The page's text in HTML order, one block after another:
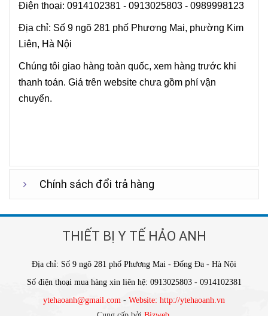
Điện thoại: 0914102381 - 0913025803 - 0989998123
Địa chỉ: Số 9 ngõ 281 phố Phương Mai, phường Kim
Liên, Hà Nội
Chúng tôi giao hàng toàn quốc, xem hàng trước khi
thanh toán. Giá trên website chưa gồm phí vận
chuyển.
Chính sách đổi trả hàng
THIẾT BỊ Y TẾ HẢO ANH
Địa chỉ: Số 9 ngõ 281 phố Phương Mai - Đống Đa - Hà Nội
Số điện thoại mua hàng xin liên hệ: 0913025803 - 0914102381
ytehaoanh@gmail.com - Website: http://ytehaoanh.vn